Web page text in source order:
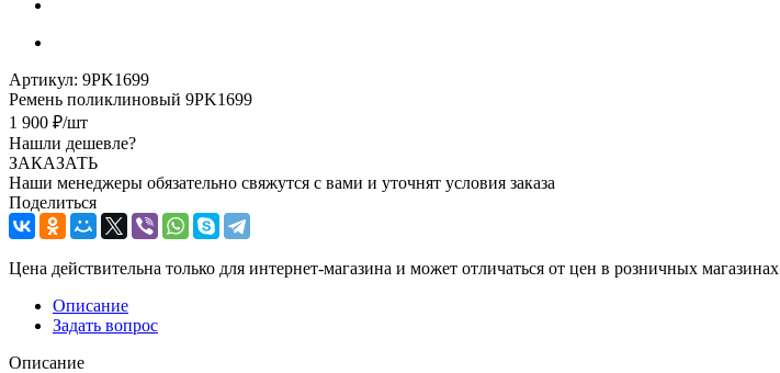
Артикул: 9PK1699
Ремень поликлиновый 9PK1699
1 900 ₽/шт
Нашли дешевле?
ЗАКАЗАТЬ
Наши менеджеры обязательно свяжутся с вами и уточнят условия заказа
Поделиться
Цена действительна только для интернет-магазина и может отличаться от цен в розничных магазинах
Описание
Задать вопрос
Описание